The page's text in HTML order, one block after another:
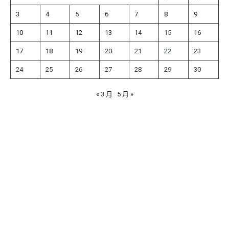
3 4 5 6 7 8 9
10 11 12 13 14 15 16
17 18 19 20 21 22 23
24 25 26 27 28 29 30
« 3 月 5 月 »